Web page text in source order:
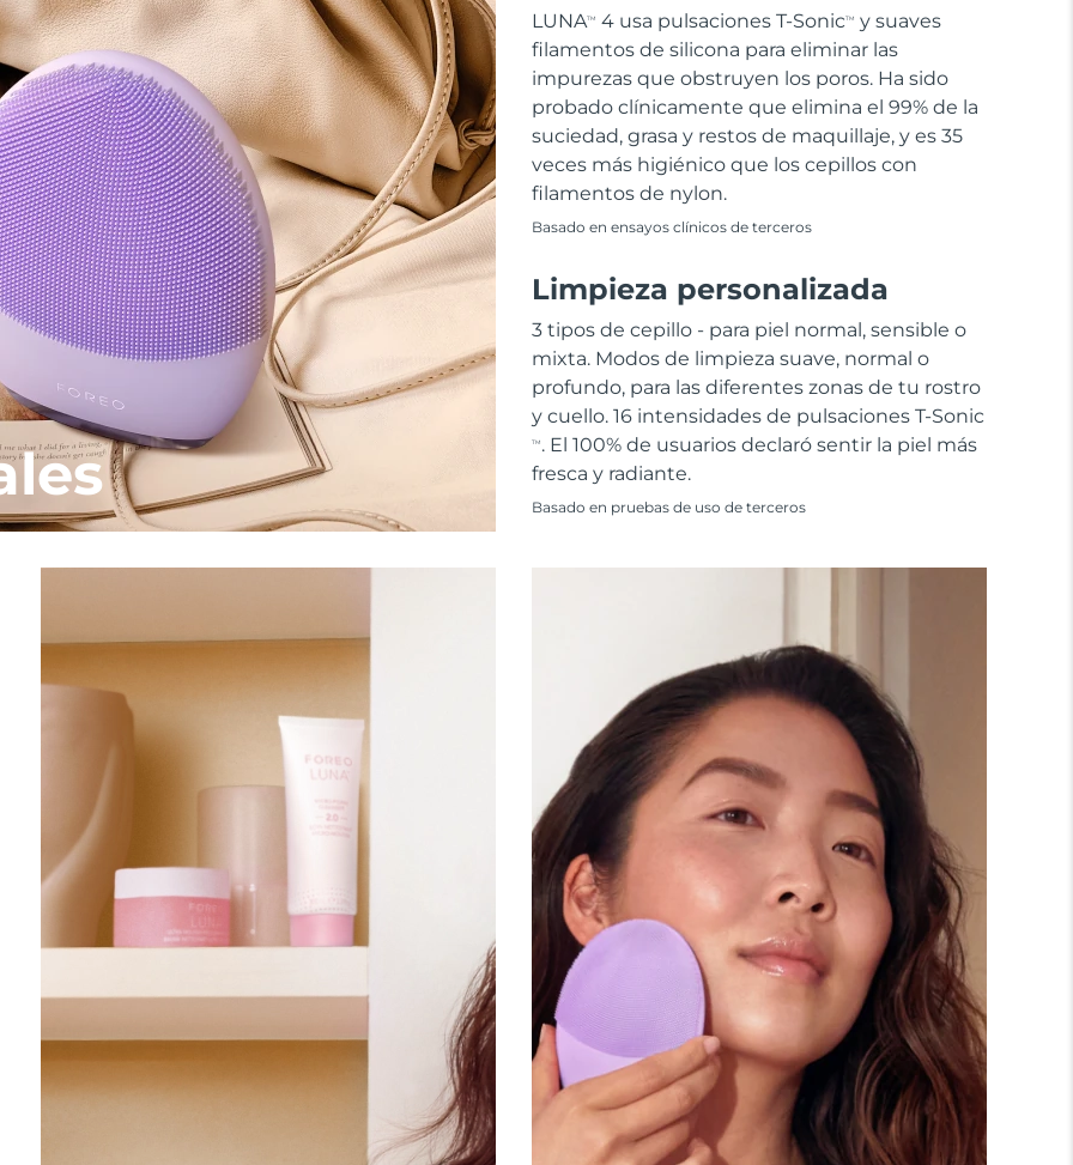
LUNATM 4 usa pulsaciones T-SonicTM
y suaves
filamentos de silicona para eliminar las
impurezas que obstruyen los poros. Ha sido
probado clínicamente que elimina el 99% de la
suciedad, grasa y restos de maquillaje, y es 35
veces más higiénico que los cepillos con
filamentos de nylon.
Basado en ensayos clínicos de terceros
Limpieza personalizada
3 tipos de cepillo - para piel normal, sensible o
mixta. Modos de limpieza suave, normal o
profundo, para las diferentes zonas de tu rostro
y cuello. 16 intensidades de pulsaciones T-Sonic
TM . El 100% de usuarios declaró sentir la piel más
fresca y radiante.
Basado en pruebas de uso de terceros